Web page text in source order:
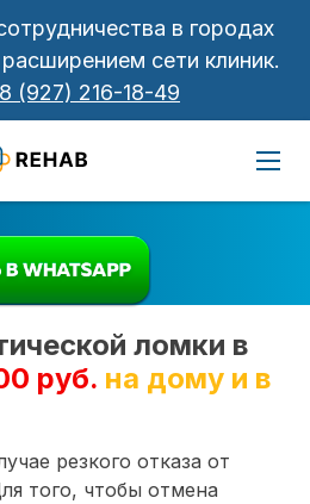
в городах
сети клиник.
8 (927) 216-18-49
ломки в
руб. на дому и в
резкого отказа от
того, чтобы отмена